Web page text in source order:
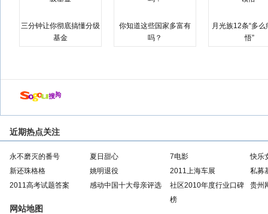
三分钟让你彻底搞懂分级
基金
你知道这些国家多富有
吗？
月光族12条“多么
悟”
近期热点关注
永不磨灭的番号 夏日甜心 7电影
快乐
新还珠格格
姚明退役 2011上海车展
私募
2011高考试题答案
感动中国十大母亲评选
社区2010年度行业口碑
榜
贵州
网站地图